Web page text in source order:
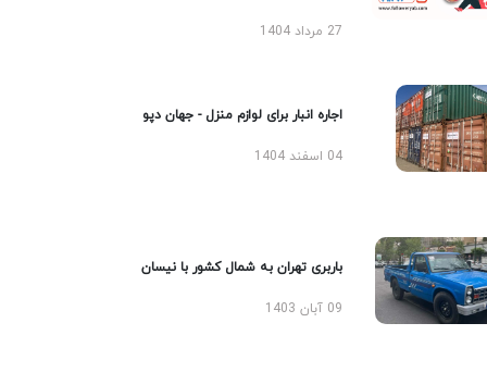
27 مرداد 1404
اجاره انبار برای لوازم منزل - جهان دپو
04 اسفند 1404
باربری تهران به شمال کشور با نیسان
09 آبان 1403